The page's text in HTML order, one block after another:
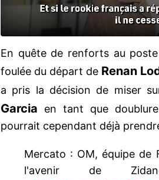
En quête de renforts au
foulée du départ de Renan
a pris la décision de miser
Garcia
en tant que
pourrait cependant déjà
Mercato : OM, équipe de
l'avenir de